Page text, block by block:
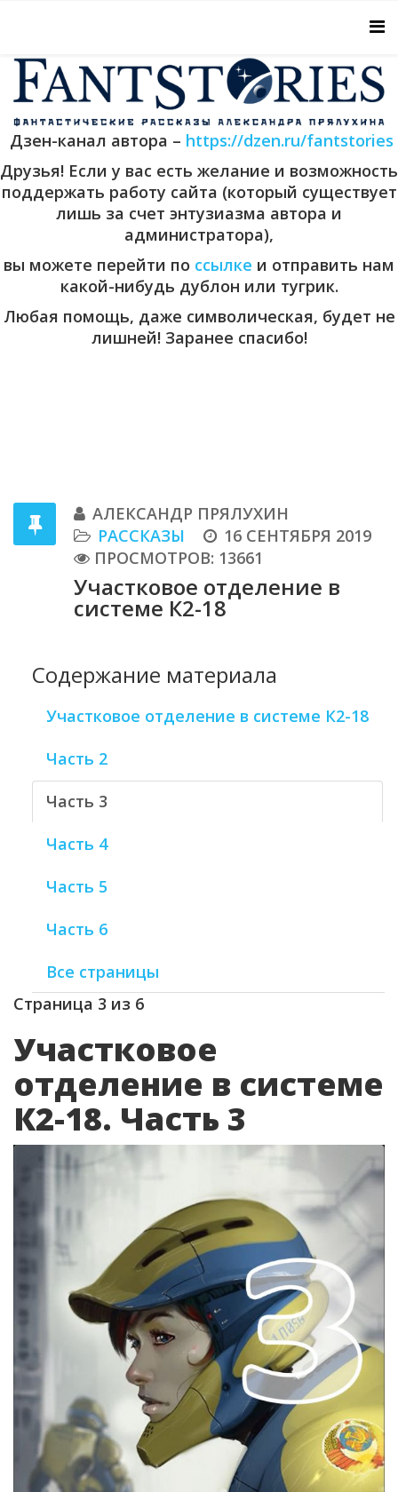
Дзен-канал автора – https://dzen.ru/fantstories
Друзья! Если у вас есть желание и возможность
поддержать работу сайта (который существует
лишь за счет энтузиазма автора и
администратора),
вы можете перейти по ссылке и отправить нам
какой-нибудь дублон или тугрик.
Любая помощь, даже символическая, будет не
лишней! Заранее спасибо!
АЛЕКСАНДР ПРЯЛУХИН
РАССКАЗЫ
16 СЕНТЯБРЯ 2019
ПРОСМОТРОВ: 13661
Участковое отделение в
системе К2-18
Содержание материала
Участковое отделение в системе К2-18
Часть 2
Часть 3
Часть 4
Часть 5
Часть 6
Все страницы
Страница 3 из 6
Участковое
отделение в системе
К2-18. Часть 3